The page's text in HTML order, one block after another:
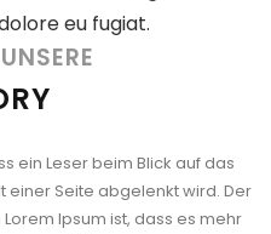
eu fugiat.
ein Leser beim Blick auf das
einer Seite abgelenkt wird. Der
Ipsum ist, dass es mehr